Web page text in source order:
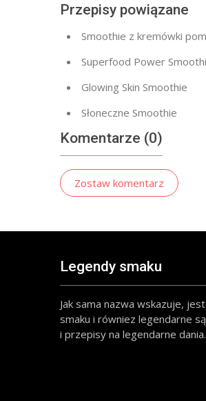
Przepisy powiązane
Smoothie z kremówki
Superfood Power
Glowing Skin Smoothie
Słoneczne Smoothie
Komentarze (0)
Zostaw komentarz
Legendy smaku
Jak sama nazwa wskazuje,
smaku i równiez legendarne
i przepisy na legendarne